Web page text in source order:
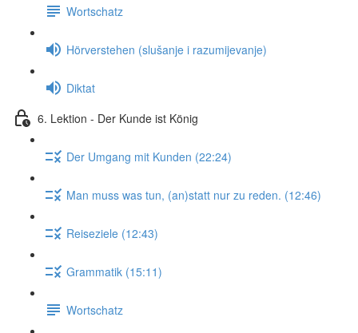
Wortschatz
Hörverstehen (slušanje i razumijevanje)
Diktat
6. Lektion - Der Kunde ist König
Der Umgang mit Kunden (22:24)
Man muss was tun, (an)statt nur zu reden. (12:46)
Reiseziele (12:43)
Grammatik (15:11)
Wortschatz